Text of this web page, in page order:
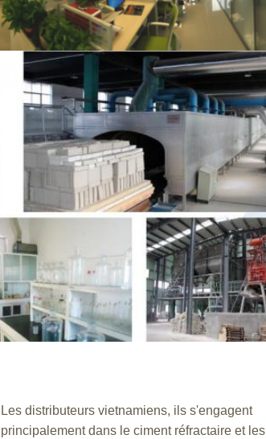
Les distributeurs vietnamiens, ils s'engagent
principalement dans le ciment réfractaire et les